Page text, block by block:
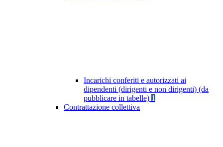
Incarichi conferiti e autorizzati ai
dipendenti (dirigenti e non dirigenti) (da
pubblicare in tabelle) 1
Contrattazione collettiva